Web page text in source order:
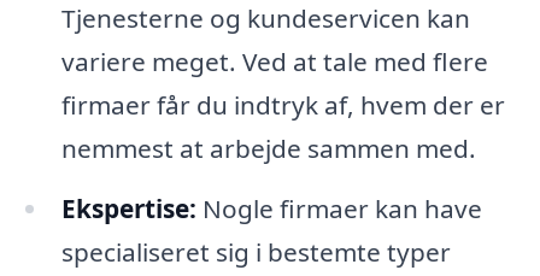
Tjenesterne og kundeservicen kan
variere meget. Ved at tale med flere
firmaer får du indtryk af, hvem der er
nemmest at arbejde sammen med.
Ekspertise: Nogle firmaer kan have
specialiseret sig i bestemte typer